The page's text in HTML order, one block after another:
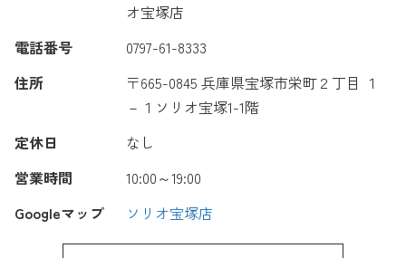
オ宝塚店
電話番号
0797-61-8333
住所
〒665-0845 兵庫県宝塚市栄町２丁目 １
－１ソリオ宝塚1-1階
定休日
なし
営業時間
10:00～19:00
Googleマップ
ソリオ宝塚店